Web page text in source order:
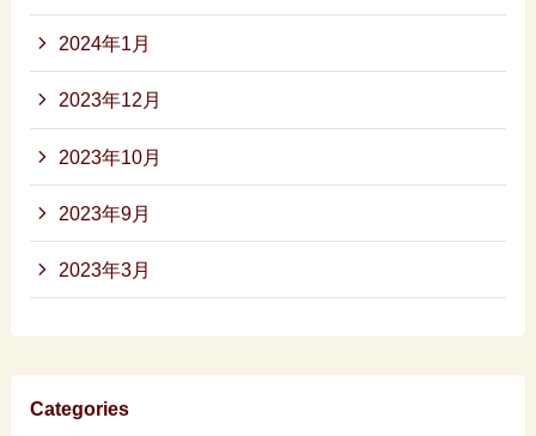
2024年1月
2023年12月
2023年10月
2023年9月
2023年3月
Categories